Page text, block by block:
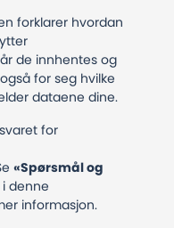
forklarer hvordan
de innhentes og
for seg hvilke
dataene dine.
for
«Spørsmål og
i denne
informasjon.